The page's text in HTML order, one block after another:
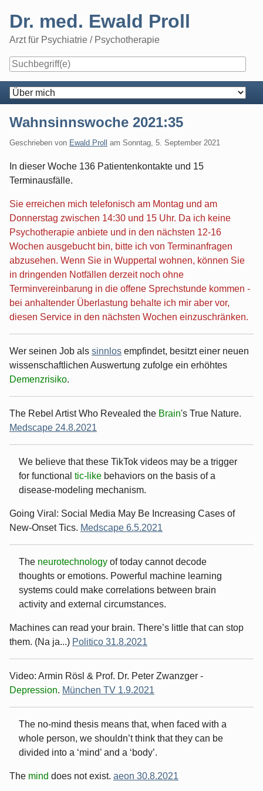
content
Dr. med. Ewald Proll
Arzt für Psychiatrie / Psychotherapie
Navigation
Wahnsinnswoche 2021:35
Geschrieben von Ewald Proll am Sonntag, 5. September 2021
In dieser Woche 136 Patientenkontakte und 15
Terminausfälle.
Sie erreichen mich telefonisch am Montag und am
Donnerstag zwischen 14:30 und 15 Uhr. Da ich keine
Psychotherapie anbiete und in den nächsten 12-16
Wochen ausgebucht bin, bitte ich von Terminanfragen
abzusehen. Wenn Sie in Wuppertal wohnen, können Sie
in dringenden Notfällen derzeit noch ohne
Terminvereinbarung in die offene Sprechstunde kommen -
bei anhaltender Überlastung behalte ich mir aber vor,
diesen Service in den nächsten Wochen einzuschränken.
Wer seinen Job als sinnlos empfindet, besitzt einer neuen
wissenschaftlichen Auswertung zufolge ein erhöhtes
Demenzrisiko.
The Rebel Artist Who Revealed the Brain's True Nature.
Medscape 24.8.2021
We believe that these TikTok videos may be a trigger
for functional tic-like behaviors on the basis of a
disease-modeling mechanism.
Going Viral: Social Media May Be Increasing Cases of
New-Onset Tics. Medscape 6.5.2021
The neurotechnology of today cannot decode
thoughts or emotions. Powerful machine learning
systems could make correlations between brain
activity and external circumstances.
Machines can read your brain. There’s little that can stop
them. (Na ja...) Politico 31.8.2021
Video: Armin Rösl & Prof. Dr. Peter Zwanzger -
Depression. München TV 1.9.2021
The no-mind thesis means that, when faced with a
whole person, we shouldn’t think that they can be
divided into a ‘mind’ and a ‘body’.
The mind does not exist. aeon 30.8.2021